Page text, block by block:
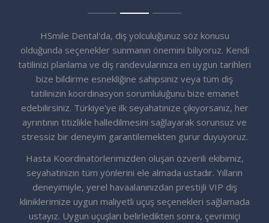
HSmile Dental'da, diş yolculuğunuz söz konusu
olduğunda seçenekler sunmanın önemini biliyoruz. Kendi
tatilinizi planlama ve diş randevularınıza en uygun tarihleri
bize bildirme esnekliğine sahipsiniz veya tüm diş
tatilinizin koordinasyon sorumluluğunu bize emanet
edebilirsiniz. Türkiye'ye ilk seyahatinize çıkıyorsanız, her
ayrıntının titizlikle halledilmesini sağlayarak sorunsuz ve
stressiz bir deneyim garantilemekten gurur duyuyoruz.
Hasta Koordinatörlerimizden oluşan özverili ekibimiz,
seyahatinizin tüm yönlerini ele almada ustadır. Yılların
deneyimiyle, yerel havaalanınızdan prestijli VIP diş
kliniklerimize uygun maliyetli uçuş seçenekleri sağlamada
ustayız. Uygun uçuşları belirledikten sonra, çevrimiçi